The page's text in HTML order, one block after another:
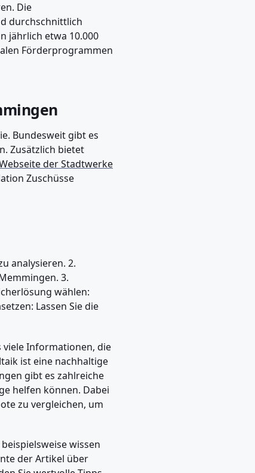
Die
durchschnittlich
jährlich etwa 10.000
Förderprogrammen
Bundesweit gibt es
Zusätzlich bietet
der Stadtwerke
Zuschüsse
analysieren. 2.
3.
wählen:
Lassen Sie die
viele Informationen, die
ist eine nachhaltige
gibt es zahlreiche
helfen können. Dabei
zu vergleichen, um
wissen
der Artikel über